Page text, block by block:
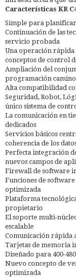
Características KR
Simple para
Continuación de las
servicio probada
Una operación rápida
conceptos de control
Ampliación del
programación
Alta compatibilidad
Seguridad, Robot,
único sistema de
La comunicación en
dedicados
Servicios básicos
coherencia de los
Perfecta integración
nuevos campos de
Firewall de software
Funciones de
optimizada
Plataforma
propietario
El soporte multi-
escalable
Comunicación rápida
Tarjetas de memoria
Diseñado para 400-
Nuevo concepto de
optimizada